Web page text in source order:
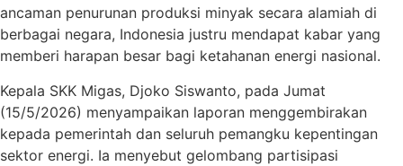
ancaman penurunan produksi minyak secara alamiah di
berbagai negara, Indonesia justru mendapat kabar yang
memberi harapan besar bagi ketahanan energi nasional.
Kepala SKK Migas, Djoko Siswanto, pada Jumat
(15/5/2026) menyampaikan laporan menggembirakan
kepada pemerintah dan seluruh pemangku kepentingan
sektor energi. Ia menyebut gelombang partisipasi